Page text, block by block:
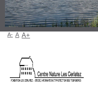
A- A A+